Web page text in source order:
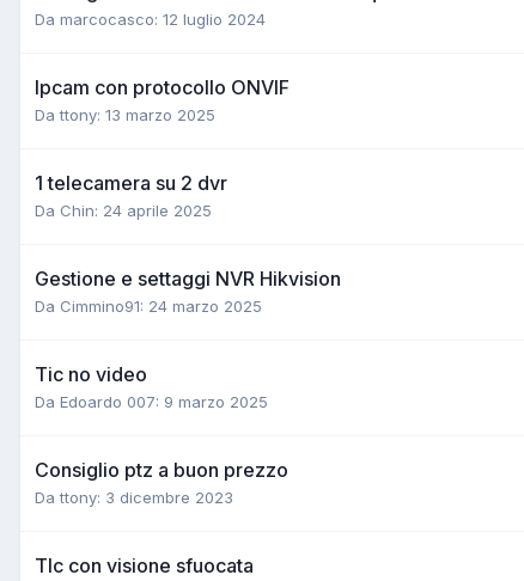
Da marcocasco: 12 luglio 2024
Ipcam con protocollo ONVIF
Da ttony: 13 marzo 2025
1 telecamera su 2 dvr
Da Chin: 24 aprile 2025
Gestione e settaggi NVR Hikvision
Da Cimmino91: 24 marzo 2025
Tic no video
Da Edoardo 007: 9 marzo 2025
Consiglio ptz a buon prezzo
Da ttony: 3 dicembre 2023
Tlc con visione sfuocata